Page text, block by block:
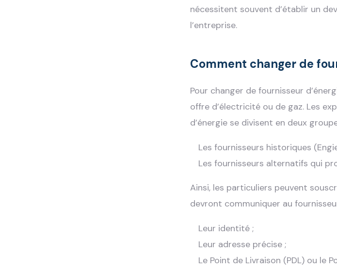
nécessitent souvent d’établir un
l’entreprise.
Comment changer de
Pour changer de fournisseur
offre d’électricité ou de gaz. Les
d’énergie se divisent en deux
Les fournisseurs historiques
Les fournisseurs alternatifs qui
Ainsi, les particuliers peuvent
devront communiquer au
Leur identité ;
Leur adresse précise ;
Le Point de Livraison (PDL) ou le